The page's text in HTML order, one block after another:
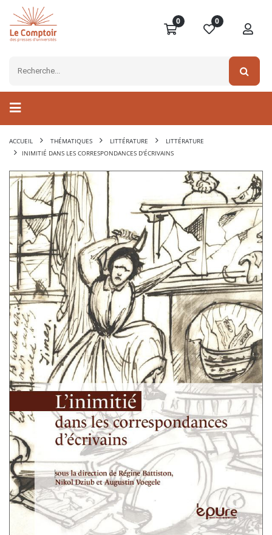
0 0
ACCUEIL THÉMATIQUES LITTÉRATURE
LITTÉRATURE
INIMITIÉ DANS LES CORRESPONDANCES D'ÉCRIVAINS